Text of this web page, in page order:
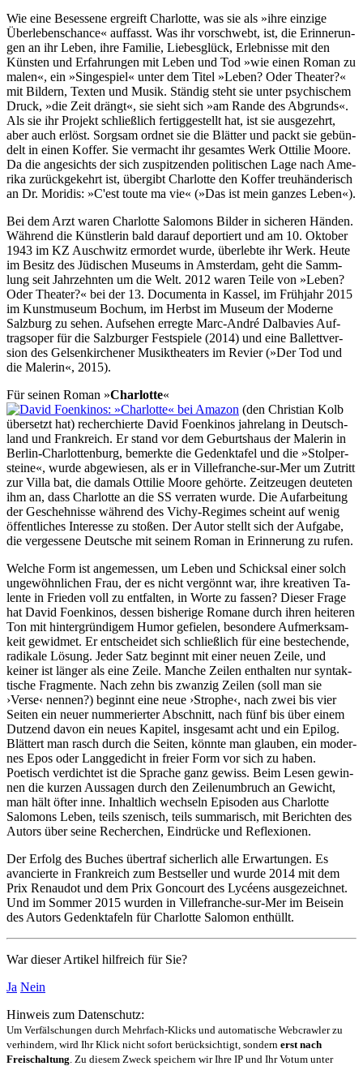
Wie eine Be­sessene er­greift Char­lotte, was sie als »ihre ein­zige
Über­le­bens­chance« auffasst. Was ihr vor­schwebt, ist, die Er­inne­run­
gen an ihr Leben, ihre Familie, Lie­bes­glück, Er­leb­nis­se mit den
Küns­ten und Er­fah­run­gen mit Leben und Tod »wie einen Ro­man zu
malen«, ein »Singe­spiel« unter dem Titel »Leben? Oder Thea­ter?«
mit Bildern, Texten und Musik. Stän­dig steht sie unter psychi­schem
Druck, »die Zeit drängt«, sie sieht sich »am Rande des Ab­grunds«.
Als sie ihr Pro­jekt schließ­lich fertig­ge­stellt hat, ist sie aus­ge­zehrt,
aber auch erlöst. Sorgsam ordnet sie die Blätter und packt sie ge­bün­
delt in einen Koffer. Sie ver­macht ihr ge­sam­tes Werk Ottilie Moore.
Da die ange­sichts der sich zu­spit­zen­den poli­ti­schen Lage nach Ame­
rika zurück­ge­kehrt ist, über­gibt Charlotte den Koffer treu­hän­de­risch
an Dr. Moridis: »C'est toute ma vie« (»Das ist mein ganzes Leben«).
Bei dem Arzt waren Char­lotte Salo­mons Bilder in sicheren Hän­den.
Während die Künst­lerin bald darauf de­por­tiert und am 10. Okto­ber
1943 im KZ Au­schwitz er­mor­det wurde, überlebte ihr Werk. Heute
im Be­sitz des Jüdi­schen Museums in Amster­dam, geht die Samm­
lung seit Jahr­zehn­ten um die Welt. 2012 wa­ren Teile von »Leben?
Oder Thea­ter?« bei der 13. Docu­menta in Kassel, im Früh­jahr 2015
im Kunst­mu­seum Bo­chum, im Herbst im Museum der Moderne
Salz­burg zu sehen. Auf­sehen erregte Marc-André Dal­ba­vies Auf­
trags­oper für die Salz­burger Fest­spiele (2014) und eine Ballett­ver­
sion des Gel­sen­kirche­ner Musik­t­hea­ters im Re­vier (»Der Tod und
die Malerin«, 2015).
Für seinen Roman »Charlotte«
(den Christian Kolb
über­setzt hat) re­cher­chier­te David Foen­kinos jahre­lang in Deutsch­
land und Frank­reich. Er stand vor dem Ge­burts­haus der Malerin in
Berlin-Char­lotten­burg, be­merkte die Ge­denk­tafel und die »Stolper­
steine«, wurde abge­wie­sen, als er in Ville­franche-sur-Mer um Zu­tritt
zur Villa bat, die da­mals Ottilie Moore ge­hörte. Zeit­zeugen deu­te­ten
ihm an, dass Char­lotte an die SS ver­ra­ten wurde. Die Auf­arbei­tung
der Ge­scheh­nisse wäh­rend des Vichy-Re­gi­mes scheint auf wenig
öf­fent­liches Inter­esse zu stoßen. Der Autor stellt sich der Auf­gabe,
die ver­gesse­ne Deut­sche mit seinem Ro­man in Er­in­ne­rung zu ru­fen.
Welche Form ist angemessen, um Leben und Schick­sal einer solch
un­ge­wöhn­li­chen Frau, der es nicht ver­gönnt war, ihre kreati­ven Ta­
lente in Frieden voll zu ent­falten, in Worte zu fas­sen? Die­ser Frage
hat David Foen­kinos, des­sen bisherige Romane durch ihren heiteren
Ton mit hinter­gründi­gem Hu­mor ge­fielen, be­sondere Auf­merk­sam­
keit gewid­met. Er ent­schei­det sich schließ­lich für eine be­ste­chen­de,
radi­kale Lö­sung. Jeder Satz beginnt mit einer neuen Zeile, und
keiner ist länger als eine Zeile. Manche Zeilen ent­hal­ten nur syn­tak­
ti­sche Frag­mente. Nach zehn bis zwanzig Zeilen (soll man sie
›Verse‹ nen­nen?) be­ginnt eine neue ›Strophe‹, nach zwei bis vier
Sei­ten ein neuer num­me­rier­ter Abschnitt, nach fünf bis über einem
Dutzend da­von ein neues Kapi­tel, ins­ge­samt acht und ein Epi­log.
Blättert man rasch durch die Seiten, könnte man glauben, ein moder­
nes Epos oder Lang­ge­dicht in freier Form vor sich zu ha­ben.
Poetisch ver­dich­tet ist die Sprache ganz gewiss. Beim Lesen ge­win­
nen die kurzen Aus­sa­gen durch den Zeilen­um­bruch an Gewicht,
man hält öf­ter inne. In­halt­lich wech­seln Epi­so­den aus Char­lotte
Salo­mons Leben, teils sze­nisch, teils sum­ma­risch, mit Be­rich­ten des
Au­tors über seine Re­cher­chen, Ein­drücke und Re­fle­xio­nen.
Der Erfolg des Buches übertraf si­cherlich alle Erwartungen. Es
avancierte in Frank­reich zum Best­seller und wurde 2014 mit dem
Prix Renaudot und dem Prix Goncourt des Lycéens aus­ge­zeich­net.
Und im Sommer 2015 wurden in Ville­franche-sur-Mer im Bei­sein
des Autors Ge­denk­tafeln für Char­lotte Salo­mon enthüllt.
War dieser Artikel hilfreich für Sie?
Ja Nein
Hinweis zum Datenschutz:
Um Verfälschungen durch Mehrfach-Klicks und automatische Webcrawler zu
verhindern, wird Ihr Klick nicht sofort berücksichtigt, sondern erst nach
Freischaltung . Zu diesem Zweck speichern wir Ihre IP und Ihr Votum unter